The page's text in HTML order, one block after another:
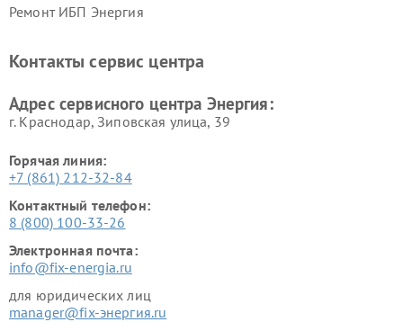
Ремонт ИБП Энергия
Контакты сервис центра
Адрес сервисного центра Энергия:
г. Краснодар, Зиповская улица, 39
Горячая линия:
+7 (861) 212-32-84
Контактный телефон:
8 (800) 100-33-26
Электронная почта:
info@fix-energia.ru
для юридических лиц
manager@fix-энергия.ru